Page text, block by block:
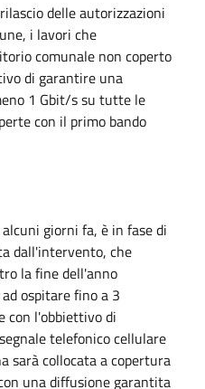
delle autorizzazioni
i lavori che
comunale non coperto
di garantire una
1 Gbit/s su tutte le
con il primo bando
giorni fa, è in fase di
dall'intervento, che
la fine dell'anno
ospitare fino a 3
con l'obbiettivo di
telefonico cellulare
sarà collocata a copertura
una diffusione garantita